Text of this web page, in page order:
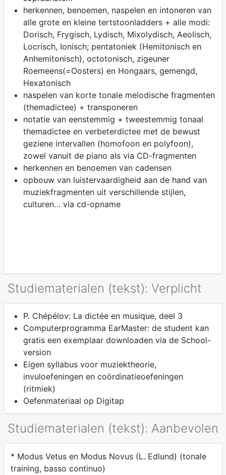
herkennen, benoemen, naspelen en intoneren van
alle grote en kleine tertstoonladders + alle modi:
Dorisch, Frygisch, Lydisch, Mixolydisch, Aeolisch,
Locrisch, Ionisch; pentatoniek (Hemitonisch en
Anhemitonisch), octotonisch, zigeuner
Roemeens(=Oosters) en Hongaars, gemengd,
Hexatonisch
naspelen van korte tonale melodische fragmenten
(themadictee) + transponeren
notatie van eenstemmig + tweestemmig tonaal
themadictee en verbeterdictee met de bewust
geziene intervallen (homofoon en polyfoon),
zowel vanuit de piano als via CD-fragmenten
herkennen en benoemen van cadensen
opbouw van luistervaardigheid aan de hand van
muziekfragmenten uit verschillende stijlen,
culturen… via cd-opname
Studiematerialen (tekst): Verplicht
P. Chépélov: La dictée en musique, deel 3
Computerprogramma EarMaster: de student kan
gratis een exemplaar downloaden via de School-
version
Eigen syllabus voor muziektheorie,
invuloefeningen en coördinatieoefeningen
(ritmiek)
Oefenmateriaal op Digitap
Studiematerialen (tekst): Aanbevolen
* Modus Vetus en Modus Novus (L. Edlund) (tonale
training, basso continuo)